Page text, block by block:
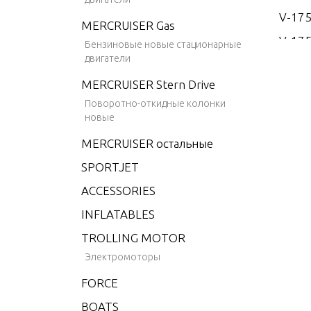
MERCRUISER Gas
Бензиновые новые стационарные
двигатели
MERCRUISER Stern Drive
Поворотно-откидные колонки
новые
MERCRUISER остальные
SPORTJET
ACCESSORIES
INFLATABLES
TROLLING MOTOR
Электромоторы
FORCE
BOATS
V-175
V-